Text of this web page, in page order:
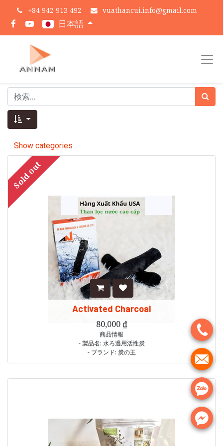
.
.
.
.
+84 942 913 492 vuathancui.info@gmail.com
日本語
Show categories
Activated Charcoal
80,000₫
商品情報
- 製品名: 水ろ過用活性炭
- ブランド: 炭の王
- 活性炭の保存 - キングチャコールを 2 ～ 3 週間ごとに再沸騰させて、フ
・使用期限：使用日より6ヶ月
Sold out